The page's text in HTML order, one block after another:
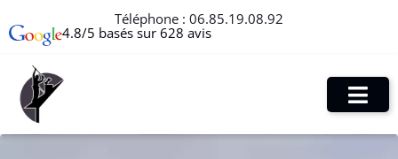
Téléphone : 06.85.19.08.92
4.8/5 basés sur 628 avis